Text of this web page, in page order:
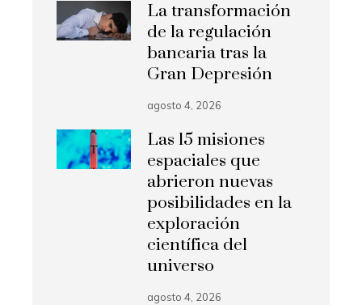
La transformación
de la regulación
bancaria tras la
Gran Depresión
agosto 4, 2026
Las 15 misiones
espaciales que
abrieron nuevas
posibilidades en la
exploración
científica del
universo
agosto 4, 2026